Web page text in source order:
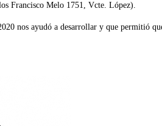
Francisco Melo 1751, Vcte. López).
nos ayudó a desarrollar y que permitió